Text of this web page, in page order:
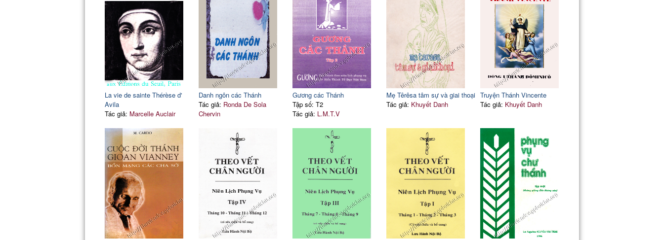
La vie de sainte Thérèse d'
Avila
Tác giả: Marcelle Auclair
Danh ngôn các Thánh
Tác giả: Ronda De Sola
Chervin
Gương các Thánh
Tập số: T2
Tác giả: L.M.T.V
Mẹ Têrêsa tâm sự và giai thoại
Tác giả: Khuyết Danh
Truyện Thánh Vincente
Tác giả: Khuyết Danh